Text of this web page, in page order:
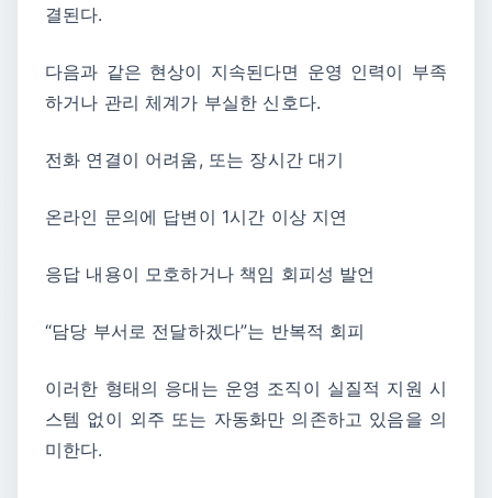
결된다.
다음과 같은 현상이 지속된다면 운영 인력이 부족
하거나 관리 체계가 부실한 신호다.
전화 연결이 어려움, 또는 장시간 대기
온라인 문의에 답변이 1시간 이상 지연
응답 내용이 모호하거나 책임 회피성 발언
“담당 부서로 전달하겠다”는 반복적 회피
이러한 형태의 응대는 운영 조직이 실질적 지원 시
스템 없이 외주 또는 자동화만 의존하고 있음을 의
미한다.